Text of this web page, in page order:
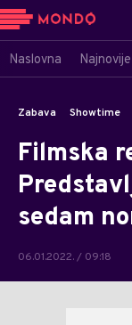
Naslovna Najnovije
Zabava Showtime
Filmska
sedam
06.01.2022. / 09:18